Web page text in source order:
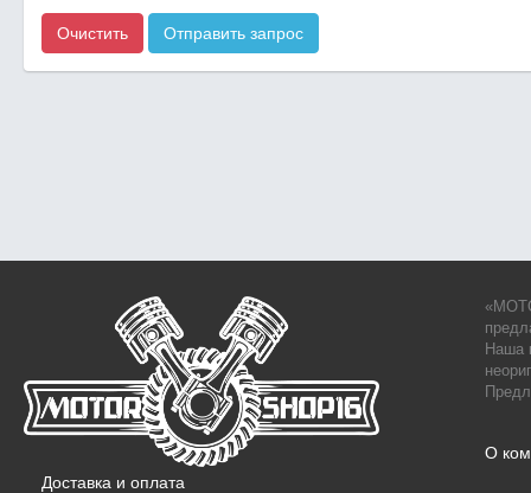
Очистить Отправить запрос
Наша
О
Доставка и оплата